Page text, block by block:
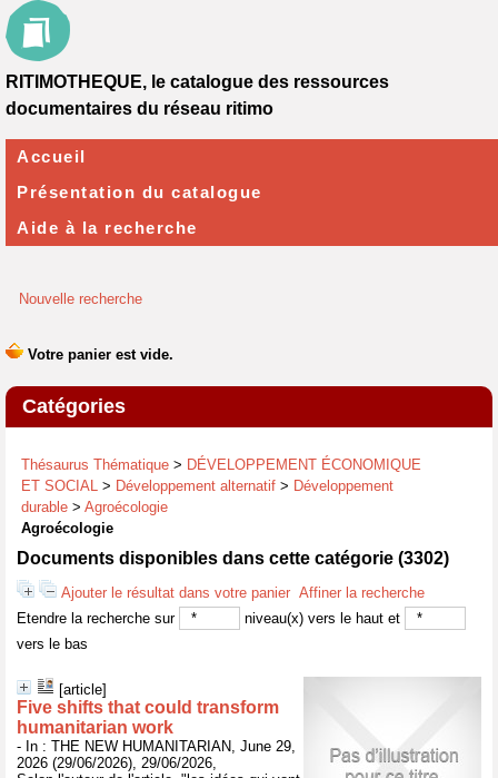
Nouvelle recherche
Catégories
Thésaurus Thématique > DÉVELOPPEMENT ÉCONOMIQUE
ET SOCIAL > Développement alternatif > Développement
durable > Agroécologie
Agroécologie
Documents disponibles dans cette catégorie (3302)
Ajouter le résultat dans votre panier Affiner la recherche
Etendre la recherche sur
niveau(x) vers le haut et
vers le bas
[article]
Five shifts that could transform
humanitarian work
- In : THE NEW HUMANITARIAN, June 29,
2026 (29/06/2026), 29/06/2026,
RITIMOTHEQUE, le catalogue des ressources
documentaires du réseau ritimo
Accueil
Présentation du catalogue
Aide à la recherche